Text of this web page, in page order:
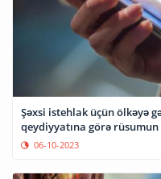
Şəxsi istehlak üçün ölkəyə
qeydiyyatına görə
06-10-2023